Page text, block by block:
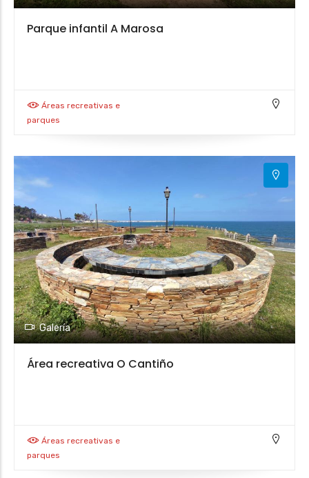
Parque infantil A Marosa
Áreas recreativas e
parques
Galería
Área recreativa O Cantiño
Áreas recreativas e
parques